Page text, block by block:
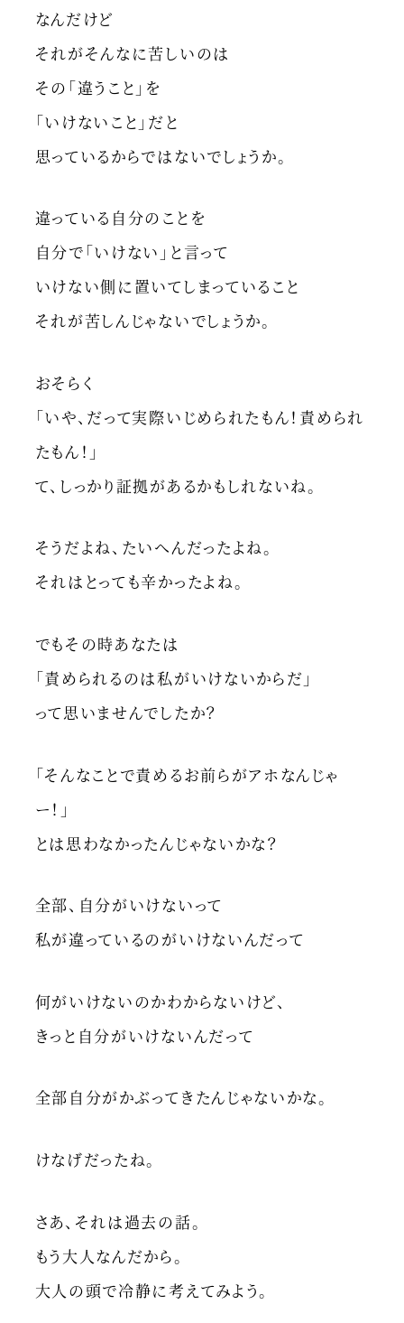
なんだけど
それがそんなに苦しいのは
その「違うこと」を
「いけないこと」だと
思っているからではないでしょうか。
違っている自分のことを
自分で「いけない」と言って
いけない側に置いてしまっていること
それが苦しんじゃないでしょうか。
おそらく
「いや、だって実際いじめられたもん！責められ
たもん！」
て、しっかり証拠があるかもしれないね。
そうだよね、たいへんだったよね。
それはとっても辛かったよね。
でもその時あなたは
「責められるのは私がいけないからだ」
って思いませんでしたか？
「そんなことで責めるお前らがアホなんじゃ
ー！」
とは思わなかったんじゃないかな？
全部、自分がいけないって
私が違っているのがいけないんだって
何がいけないのかわからないけど、
きっと自分がいけないんだって
全部自分がかぶってきたんじゃないかな。
けなげだったね。
さあ、それは過去の話。
もう大人なんだから。
大人の頭で冷静に考えてみよう。